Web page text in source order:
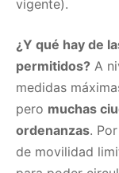
vigente).
¿Y qué hay de
permitidos? A
medidas
pero muchas
ordenanzas.
de movilidad